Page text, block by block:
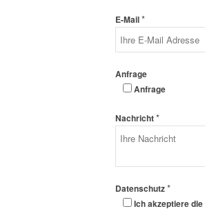
E-Mail*
Anfrage
Anfrage
Nachricht*
Datenschutz*
Ich akzeptiere die